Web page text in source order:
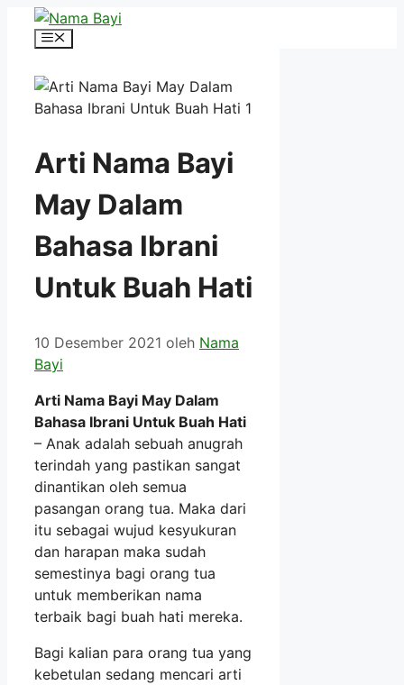
Langsung
Menu
Arti Nama Bayi
May Dalam
Bahasa Ibrani
Untuk Buah Hati
10 Desember 2021 oleh Nama
Bayi
Arti Nama Bayi May Dalam
Bahasa Ibrani Untuk Buah Hati
– Anak adalah sebuah anugrah
terindah yang pastikan sangat
dinantikan oleh semua
pasangan orang tua. Maka dari
itu sebagai wujud kesyukuran
dan harapan maka sudah
semestinya bagi orang tua
untuk memberikan nama
terbaik bagi buah hati mereka.
Bagi kalian para orang tua yang
kebetulan sedang mencari arti